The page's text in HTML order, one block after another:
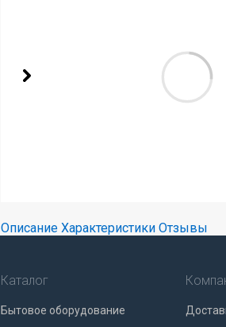
Описание Характеристики Отзывы
Каталог
Бытовое оборудование